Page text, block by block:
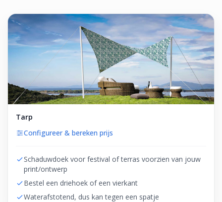
Tarp
Configureer & bereken prijs
Schaduwdoek voor festival of terras voorzien van jouw
print/ontwerp
Bestel een driehoek of een vierkant
Waterafstotend, dus kan tegen een spatje